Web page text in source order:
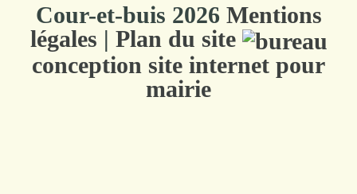
Cour-et-buis 2026 Mentions
légales | Plan du site
conception site internet pour
mairie